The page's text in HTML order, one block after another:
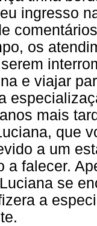
ingresso
os
e viajar
mais
que
a um
a falecer.
se
a